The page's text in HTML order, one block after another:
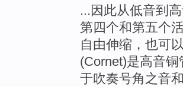
...因此从低音到
第四个和第五个
自由伸缩，也可
(Cornet)是高音
于吹奏号角之音